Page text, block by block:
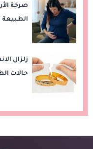
صرخة
الطبيعة
زلزال
حالات الطلاق